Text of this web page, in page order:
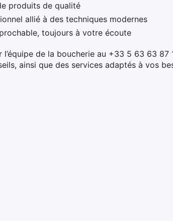
produits de qualité
allié à des techniques modernes
toujours à votre écoute
l’équipe de la boucherie au +33 5 63 63
ainsi que des services adaptés à vos